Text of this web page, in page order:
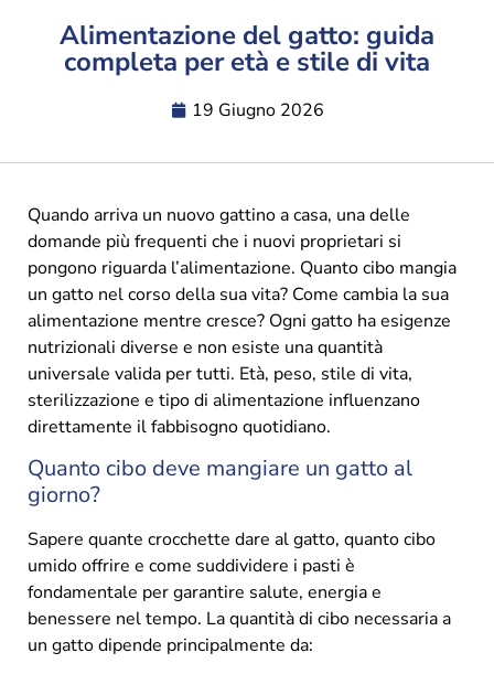
Alimentazione del gatto: guida
completa per età e stile di vita
19 Giugno 2026
Quando arriva un nuovo gattino a casa, una delle
domande più frequenti che i nuovi proprietari si
pongono riguarda l’alimentazione. Quanto cibo mangia
un gatto nel corso della sua vita? Come cambia la sua
alimentazione mentre cresce? Ogni gatto ha esigenze
nutrizionali diverse e non esiste una quantità
universale valida per tutti. Età, peso, stile di vita,
sterilizzazione e tipo di alimentazione influenzano
direttamente il fabbisogno quotidiano.
Quanto cibo deve mangiare un gatto al
giorno?
Sapere quante crocchette dare al gatto, quanto cibo
umido offrire e come suddividere i pasti è
fondamentale per garantire salute, energia e
benessere nel tempo. La quantità di cibo necessaria a
un gatto dipende principalmente da: